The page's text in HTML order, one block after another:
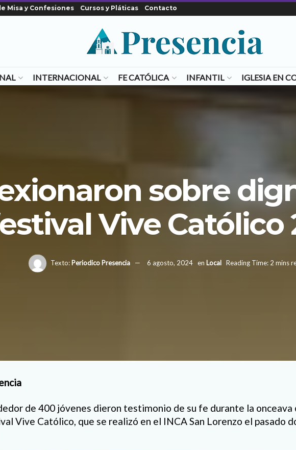
Misa y Confesiones Cursos y Pláticas Contacto
INTERNACIONAL FE CATÓLICA INFANTIL IGLESIA EN
sobre
Vive Católico
Texto:Periodico Presencia 6 agosto, 2024 en Local Reading Time: 2 mins
de 400 jóvenes dieron testimonio de su fe durante la onceava
Vive Católico, que se realizó en el INCA San Lorenzo el pasado